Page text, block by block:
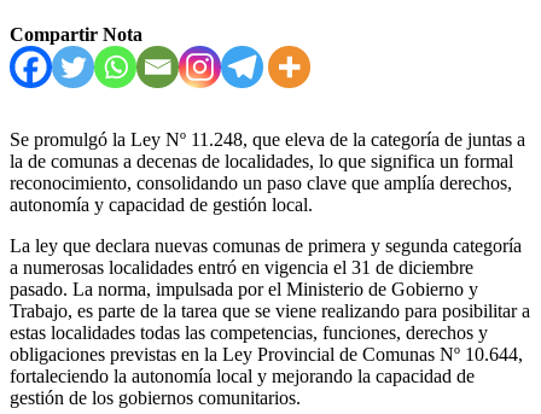
Compartir Nota
Se promulgó la Ley Nº 11.248, que eleva de la categoría de juntas a
la de comunas a decenas de localidades, lo que significa un formal
reconocimiento, consolidando un paso clave que amplía derechos,
autonomía y capacidad de gestión local.
La ley que declara nuevas comunas de primera y segunda categoría
a numerosas localidades entró en vigencia el 31 de diciembre
pasado. La norma, impulsada por el Ministerio de Gobierno y
Trabajo, es parte de la tarea que se viene realizando para posibilitar a
estas localidades todas las competencias, funciones, derechos y
obligaciones previstas en la Ley Provincial de Comunas Nº 10.644,
fortaleciendo la autonomía local y mejorando la capacidad de
gestión de los gobiernos comunitarios.